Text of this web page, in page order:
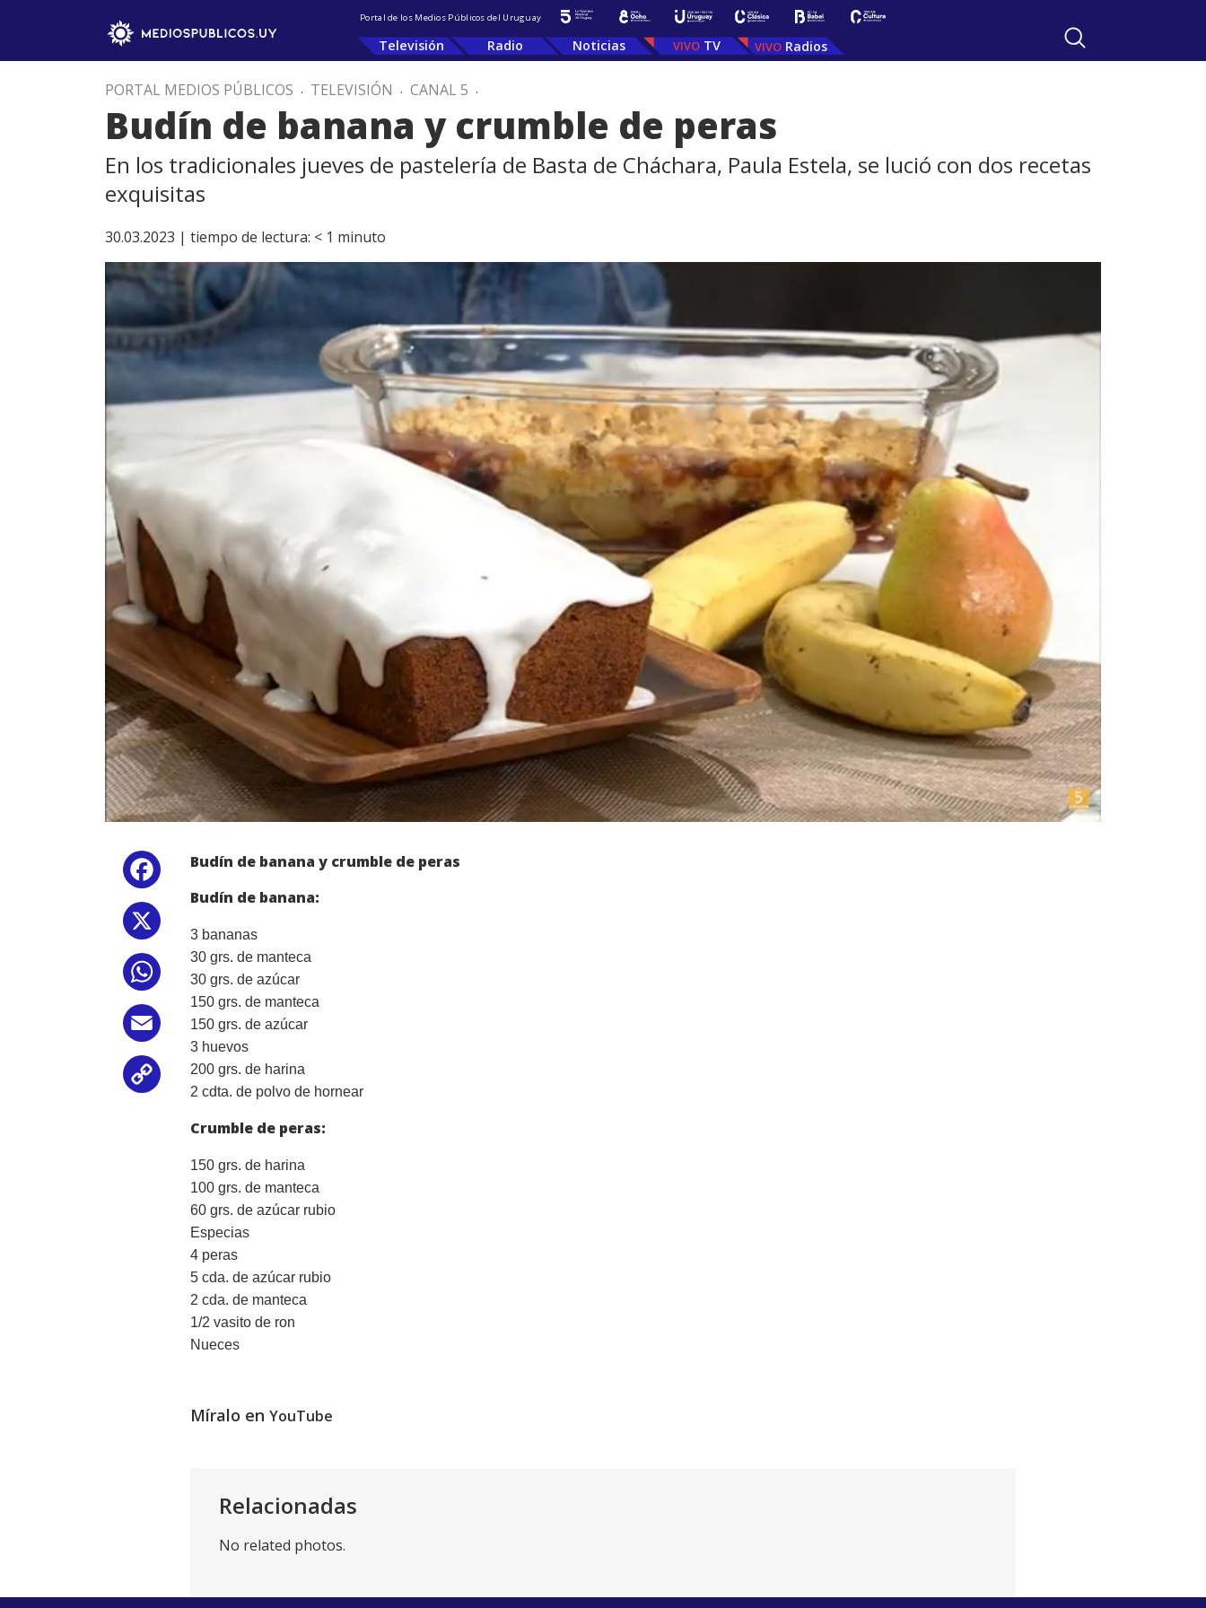
Portal de los Medios Públicos del Uruguay
Televisión Radio Noticias TV Radios
PORTAL MEDIOS PÚBLICOS . TELEVISIÓN . CANAL 5 .
Budín de banana y crumble de peras
En los tradicionales jueves de pastelería de Basta de Cháchara, Paula Estela, se lució con dos recetas
exquisitas
30.03.2023 | tiempo de lectura: < 1 minuto
Facebook
WhatsApp
Email
Copy
Budín de banana y crumble de peras
Budín de banana:
3 bananas
30 grs. de manteca
30 grs. de azúcar
150 grs. de manteca
150 grs. de azúcar
3 huevos
200 grs. de harina
2 cdta. de polvo de hornear
Crumble de peras:
150 grs. de harina
100 grs. de manteca
60 grs. de azúcar rubio
Especias
4 peras
5 cda. de azúcar rubio
2 cda. de manteca
1/2 vasito de ron
Nueces
Míralo en YouTube
Relacionadas
No related photos.